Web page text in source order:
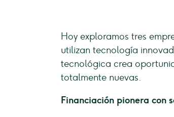
Hoy exploramos tres
utilizan tecnología
tecnológica crea
totalmente nuevas.
Financiación pionera con